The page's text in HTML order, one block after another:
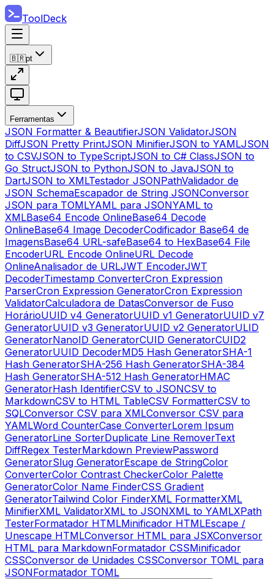
ToolDeck
🇧🇷pt
Ferramentas
JSON Formatter & BeautifierJSON ValidatorJSON
DiffJSON Pretty PrintJSON MinifierJSON to YAMLJSON
to CSVJSON to TypeScriptJSON to C# ClassJSON to
Go StructJSON to PythonJSON to JavaJSON to
DartJSON to XMLTestador JSONPathValidador de
JSON SchemaEscapador de String JSONConversor
JSON para TOMLYAML para JSONYAML to
XMLBase64 Encode OnlineBase64 Decode
OnlineBase64 Image DecoderCodificador Base64 de
ImagensBase64 URL-safeBase64 to HexBase64 File
EncoderURL Encode OnlineURL Decode
OnlineAnalisador de URLJWT EncoderJWT
DecoderTimestamp ConverterCron Expression
ParserCron Expression GeneratorCron Expression
ValidatorCalculadora de DatasConversor de Fuso
HorárioUUID v4 GeneratorUUID v1 GeneratorUUID v7
GeneratorUUID v3 GeneratorUUID v2 GeneratorULID
GeneratorNanoID GeneratorCUID GeneratorCUID2
GeneratorUUID DecoderMD5 Hash GeneratorSHA-1
Hash GeneratorSHA-256 Hash GeneratorSHA-384
Hash GeneratorSHA-512 Hash GeneratorHMAC
GeneratorHash IdentifierCSV to JSONCSV to
MarkdownCSV to HTML TableCSV FormatterCSV to
SQLConversor CSV para XMLConversor CSV para
YAMLWord CounterCase ConverterLorem Ipsum
GeneratorLine SorterDuplicate Line RemoverText
DiffRegex TesterMarkdown PreviewPassword
GeneratorSlug GeneratorEscape de StringColor
ConverterColor Contrast CheckerColor Palette
GeneratorColor Name FinderCSS Gradient
GeneratorTailwind Color FinderXML FormatterXML
MinifierXML ValidatorXML to JSONXML to YAMLXPath
TesterFormatador HTMLMinificador HTMLEscape /
Unescape HTMLConversor HTML para JSXConversor
HTML para MarkdownFormatador CSSMinificador
CSSConversor de Unidades CSSConversor TOML para
JSONFormatador TOML